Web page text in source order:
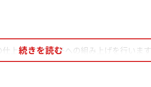
上げ、ブローチへの組み上げを行いま
続きを読む